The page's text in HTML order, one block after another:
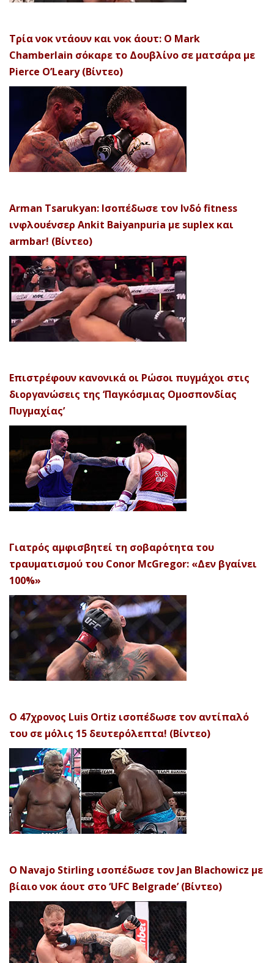
Τρία νοκ ντάουν και νοκ άουτ: Ο Mark
Chamberlain σόκαρε το Δουβλίνο σε ματσάρα με
Pierce O’Leary (Βίντεο)
Arman Tsarukyan: Ισοπέδωσε τον Ινδό fitness
ινφλουένσερ Ankit Baiyanpuria με suplex και
armbar! (Βίντεο)
Επιστρέφουν κανονικά οι Ρώσοι πυγμάχοι στις
διοργανώσεις της ‘Παγκόσμιας Ομοσπονδίας
Πυγμαχίας’
Γιατρός αμφισβητεί τη σοβαρότητα του
τραυματισμού του Conor McGregor: «Δεν βγαίνει
100%»
Ο 47χρονος Luis Ortiz ισοπέδωσε τον αντίπαλό
του σε μόλις 15 δευτερόλεπτα! (Βίντεο)
Ο Navajo Stirling ισοπέδωσε τον Jan Blachowicz με
βίαιο νοκ άουτ στο ‘UFC Belgrade’ (Βίντεο)